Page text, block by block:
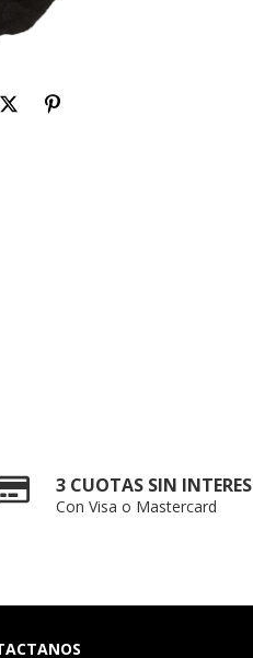
3 CUOTAS SIN INTERES
Con Visa o Mastercard